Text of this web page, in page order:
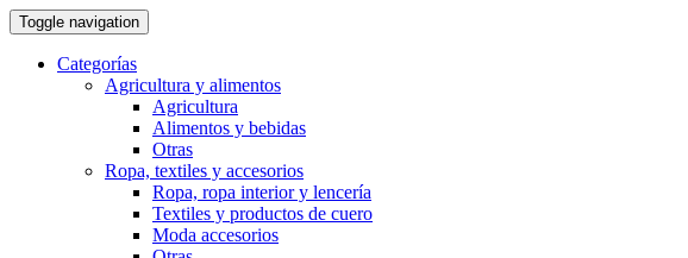
Toggle navigation
Categorías
Agricultura y alimentos
Agricultura
Alimentos y bebidas
Otras
Ropa, textiles y accesorios
Ropa, ropa interior y lencería
Textiles y productos de cuero
Moda accesorios